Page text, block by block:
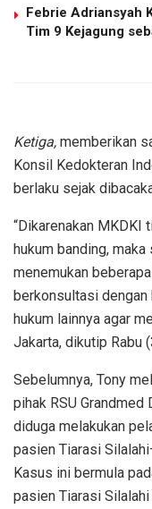
Febrie Adriansyah
Tim 9 Kejagung
Ketiga, memberikan
Konsil Kedokteran
berlaku sejak
“Dikarenakan MKDKI
hukum banding,
menemukan
berkonsultasi dengan
hukum lainnya agar
Jakarta, dikutip Rabu
Sebelumnya, Tony
pihak RSU
diduga melakukan
pasien Tiarasi
Kasus ini bermula
pasien Tiarasi